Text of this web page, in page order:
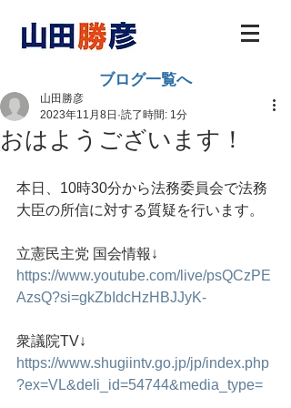
ブログ一覧へ
おはようございます！
山田勝彦
2023年11月8日 読了時間: 1分
本日、10時30分から法務委員会で法務
大臣の所信に対する質疑を行います。
立憲民主党 国会情報↓
https://www.youtube.com/live/psQCzPE
AzsQ?si=gkZbIdcHzHBJJyK-
衆議院TV↓
https://www.shugiintv.go.jp/jp/index.php
?ex=VL&deli_id=54744&media_type=